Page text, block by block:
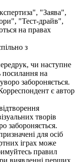
"Заява",
"Тест-драйв",
на правах
з
чи наступне
посилання на
забороняється.
є автор
творів
забороняється.
для осіб
іграх може
правил